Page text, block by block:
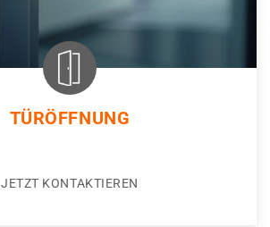
TÜRÖFFNUNG
JETZT KONTAKTIEREN